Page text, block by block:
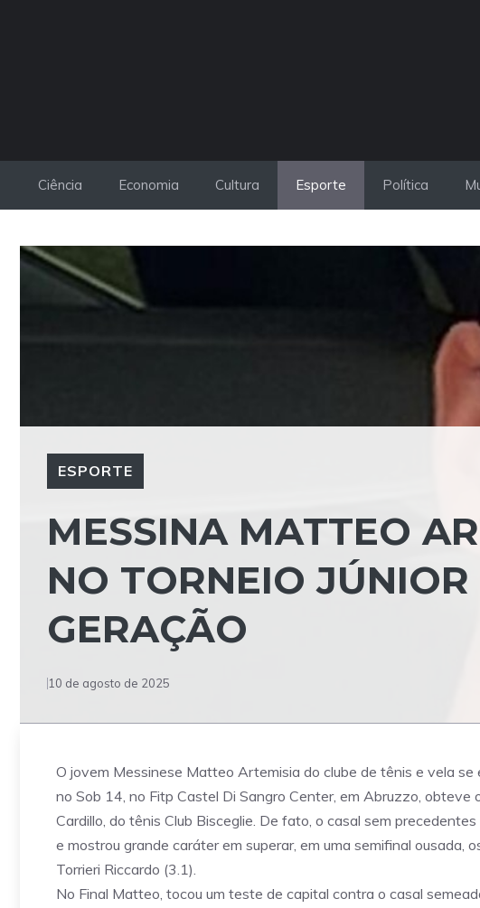
Ciência Economia Cultura Esporte Política
ESPORTE
MESSINA MATTEO
NO TORNEIO
GERAÇÃO
10 de agosto de 2025
O jovem Messinese Matteo Artemisia do clube de tênis e vela
no Sob 14, no Fitp Castel Di Sangro Center, em Abruzzo, obteve
Cardillo, do tênis Club Bisceglie. De fato, o casal sem
e mostrou grande caráter em superar, em uma semifinal ousada,
Torrieri Riccardo (3.1).
No Final Matteo, tocou um teste de capital contra o casal